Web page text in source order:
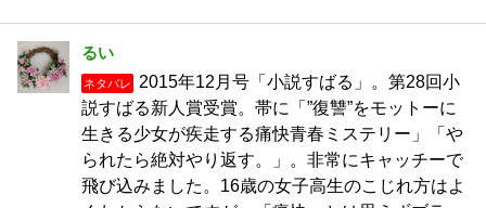
るい
ネタバレ
2015年12月号「小説すばる」。第28回小
説すばる新人賞受賞。帯に「”復讐”をモットーに
生きる少女が疾走する痛快青春ミステリー」「や
られたら絶対やり返す。」。非常にキャッチーで
飛び込みました。16歳の女子高生のこじれ方はよ